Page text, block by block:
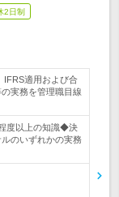
2日制
IFRS適用および合
実務を管理職目線
度以上の知識◆決
のいずれかの実務